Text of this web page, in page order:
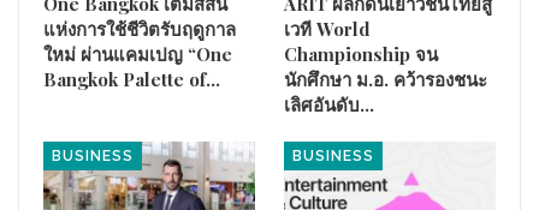
ไทยทั่วประเทศ
นายกฯ ได้แสดงความชื่นชมต่อการดำเนินงานของช้อปปี้ที่เข้ามาส
นับสนุนนโยบายดังกล่าวอย่างเป็นรูปธรรม ผ่านการริเริ่มโปรแกรม
(Thai MSME Growth Support Program)’ ซึ่งมุ่งส่งเสริมการเติบโต
ของร้านค้าชาวไทยผ่านสิทธิประโยชน์ที่ช่วยเพิ่มโอกาสในการเข้า
แห่งการใช้ชีวิตรับฤดูกาล
ใหม่ ผ่านแคมเปญ “One
Bangkok Palette of…
เวที World
Championship จน
นักศึกษา ม.อ. คว้ารองชนะ
เลิศอันดับ…
BUSINESS BUSINESS